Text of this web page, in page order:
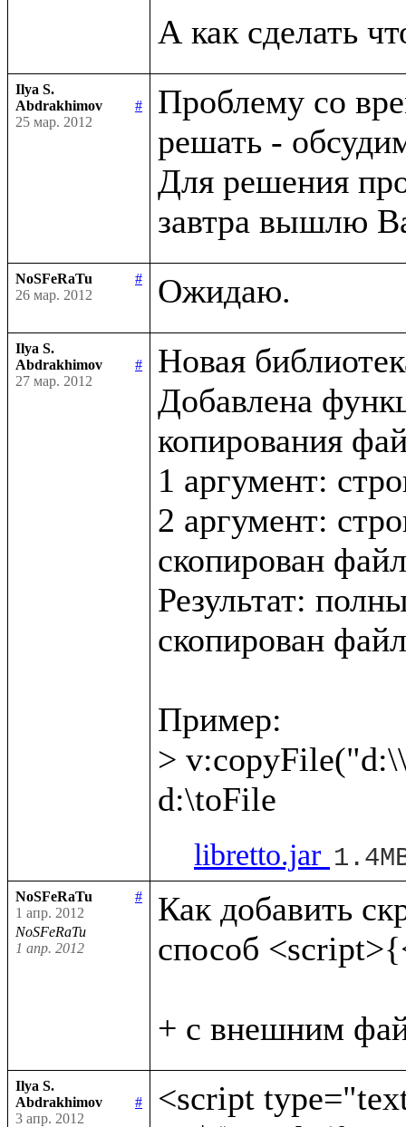
Ilya S.
Abdrakhimov
#
25 мар. 2012
Проблему со
решать -
Для решения
NoSFeRaTu
#
26 мар. 2012
Ilya S.
Abdrakhimov
#
27 мар. 2012
Новая
Добавлена
копирования
1 аргумент:
2 аргумент:
скопирован
Результат:
скопирован
Пример:
>
libretto.jar
NoSFeRaTu
#
1 апр. 2012
NoSFeRaTu
1 апр. 2012
Как добавить
способ
Ilya S.
Abdrakhimov
#
3 апр. 2012
<script